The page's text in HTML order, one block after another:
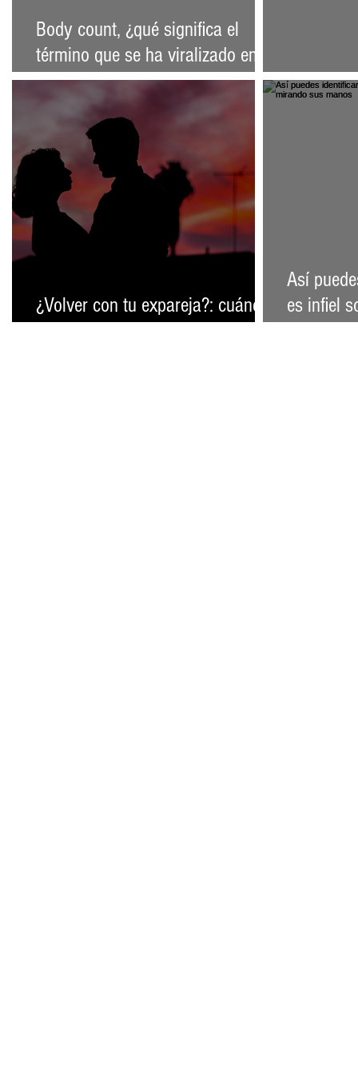
Body count, ¿qué significa el
término que se ha viralizado en
TikTok?
9
¿Volver con tu expareja?: cuándo
Así
es infiel